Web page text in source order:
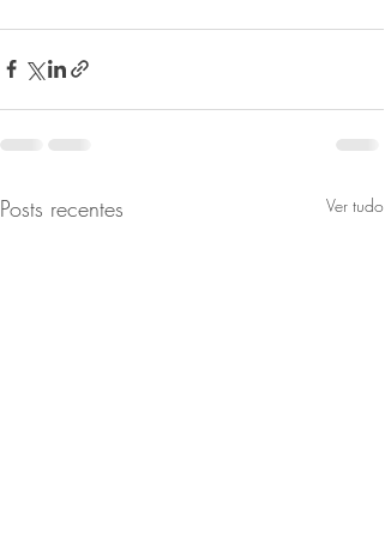
Posts recentes Ver tudo